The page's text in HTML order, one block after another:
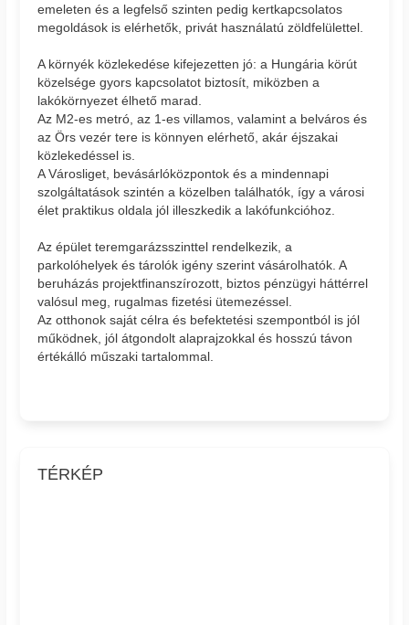
emeleten és a legfelső szinten pedig kertkapcsolatos
megoldások is elérhetők, privát használatú zöldfelülettel.
A környék közlekedése kifejezetten jó: a Hungária körút
közelsége gyors kapcsolatot biztosít, miközben a
lakókörnyezet élhető marad.
Az M2-es metró, az 1-es villamos, valamint a belváros és
az Örs vezér tere is könnyen elérhető, akár éjszakai
közlekedéssel is.
A Városliget, bevásárlóközpontok és a mindennapi
szolgáltatások szintén a közelben találhatók, így a városi
élet praktikus oldala jól illeszkedik a lakófunkcióhoz.
Az épület teremgarázsszinttel rendelkezik, a
parkolóhelyek és tárolók igény szerint vásárolhatók. A
beruházás projektfinanszírozott, biztos pénzügyi háttérrel
valósul meg, rugalmas fizetési ütemezéssel.
Az otthonok saját célra és befektetési szempontból is jól
működnek, jól átgondolt alaprajzokkal és hosszú távon
értékálló műszaki tartalommal.
TÉRKÉP